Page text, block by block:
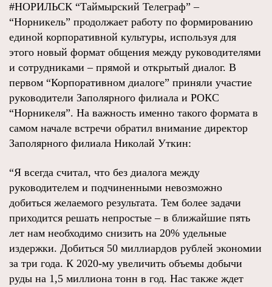
#НОРИЛЬСК “Таймырский Телеграф” –
“Норникель” продолжает работу по формированию
единой корпоративной культуры, используя для
этого новый формат общения между руководителями
и сотрудниками – прямой и открытый диалог. В
первом “Корпоративном диалоге” приняли участие
руководители Заполярного филиала и РОКС
“Норникеля”. На важность именно такого формата в
самом начале встречи обратил внимание директор
Заполярного филиала Николай Уткин:
“Я всегда считал, что без диалога между
руководителем и подчиненными невозможно
добиться желаемого результата. Тем более задачи
приходится решать непростые – в ближайшие пять
лет нам необходимо снизить на 20% удельные
издержки. Добиться 50 миллиардов рублей экономии
за три года. К 2020-му увеличить объемы добычи
руды на 1,5 миллиона тонн в год. Нас также ждет